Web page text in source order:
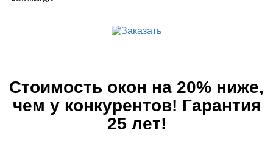
Стоимость окон на 20% ниже,
чем у конкурентов! Гарантия
25 лет!